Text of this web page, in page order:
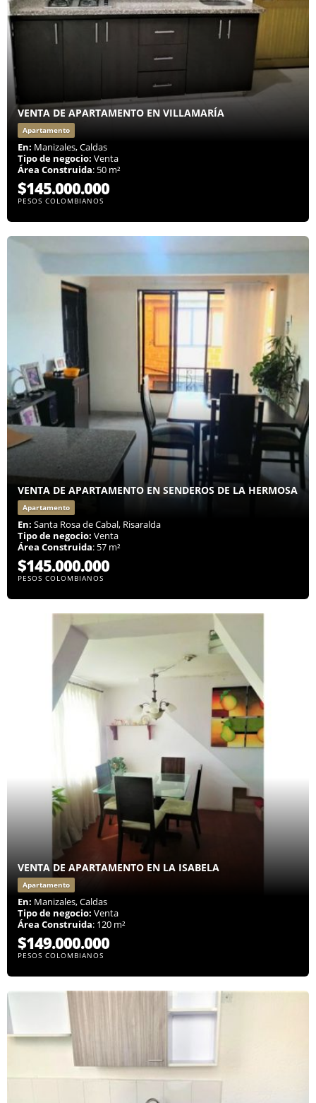
VENTA DE APARTAMENTO EN VILLAMARÍA
Apartamento
En: Manizales, Caldas
Tipo de negocio: Venta
Área Construida: 50 m²
$145.000.000
PESOS COLOMBIANOS
VENTA DE APARTAMENTO EN SENDEROS DE LA HERMOSA
Apartamento
En: Santa Rosa de Cabal, Risaralda
Tipo de negocio: Venta
Área Construida: 57 m²
$145.000.000
PESOS COLOMBIANOS
VENTA DE APARTAMENTO EN LA ISABELA
Apartamento
En: Manizales, Caldas
Tipo de negocio: Venta
Área Construida: 120 m²
$149.000.000
PESOS COLOMBIANOS